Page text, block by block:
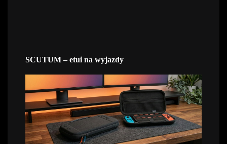
SCUTUM – etui na wyjazdy